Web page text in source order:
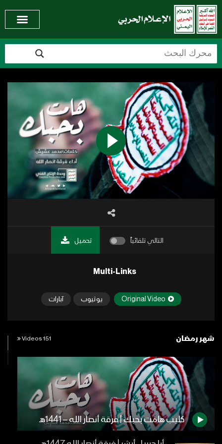
التالي تلقائياً تحميل
Multi-Links
Original Video يوتيوب آبارات
شهر رمضان 151 Videos
كليب هامت بحبك | فرقة أنصار الله – 1441هـ